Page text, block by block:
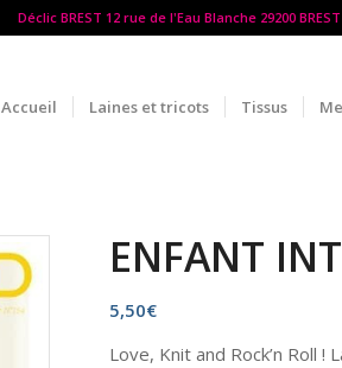
Déclic BREST 12 rue de l'Eau Blanche 29200
Accueil Laines et tricots Tissus
ENFANT
5,50€
Love, Knit and Rock’n Roll